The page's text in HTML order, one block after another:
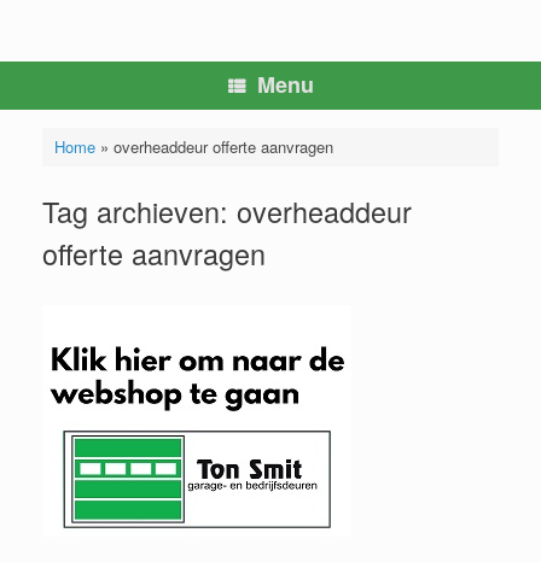
Menu
Home» overheaddeur offerte aanvragen
Tag archieven: overheaddeur
offerte aanvragen